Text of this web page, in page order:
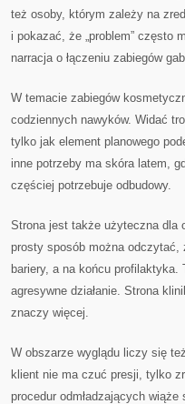
też osoby, którym zależy na
i pokazać, że „problem” często
narracja o łączeniu zabiegów
W temacie zabiegów
codziennych nawyków. Widać
tylko jak element planowego
inne potrzeby ma skóra latem,
częściej potrzebuje odbudowy.
Strona jest także użyteczna dla
prosty sposób można
bariery, a na końcu profilaktyka.
agresywne działanie. Strona
znaczy więcej.
W obszarze wyglądu liczy się
klient nie ma czuć presji, tylko
procedur odmładzających